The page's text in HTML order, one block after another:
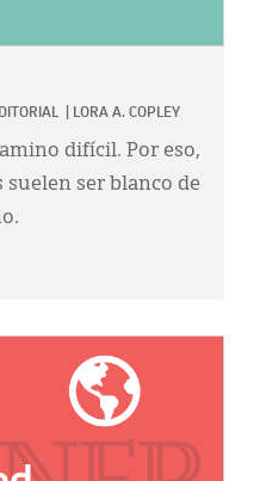
LORA A. COPLEY
difícil. Por eso,
suelen ser blanco de